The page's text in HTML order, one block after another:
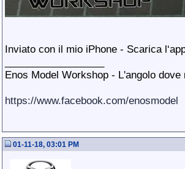
Inviato con il mio iPhone - Scarica
Enos Model Workshop - L'angolo
https://www.facebook.com/enosmodel
01-11-18, 03:01 PM